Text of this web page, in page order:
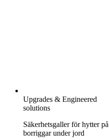
Upgrades & Engineered
solutions
Säkerhetsgaller för hytter på
borriggar under jord